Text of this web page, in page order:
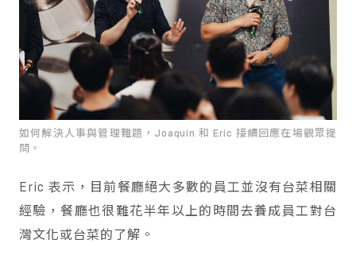
如何解決人事與管理難題，Joaquin 和 Eric 接續回應在場觀眾提
問。
Eric 表示，目前餐廳絕大多數的員工並沒有台菜相關
經驗，餐廳也很難花半年以上的時間去養成員工對台
灣文化或台菜的了解。